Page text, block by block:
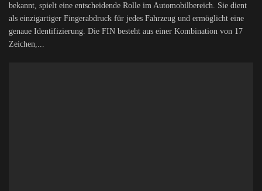
bekannt, spielt eine entscheidende Rolle im Automobilbereich. Sie dient
als einzigartiger Fingerabdruck für jedes Fahrzeug und ermöglicht eine
genaue Identifizierung. Die FIN besteht aus einer Kombination von 17
Zeichen,...